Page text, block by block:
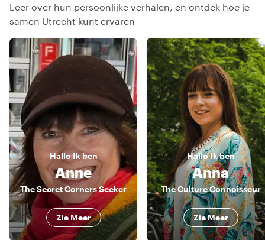
Leer over hun persoonlijke verhalen, en ontdek hoe je
samen Utrecht kunt ervaren
HalloIk ben
Anne
The Secret Corners Seeker
Zie Meer
HalloIk ben
Anna
The Culture Connoisseur
Zie Meer